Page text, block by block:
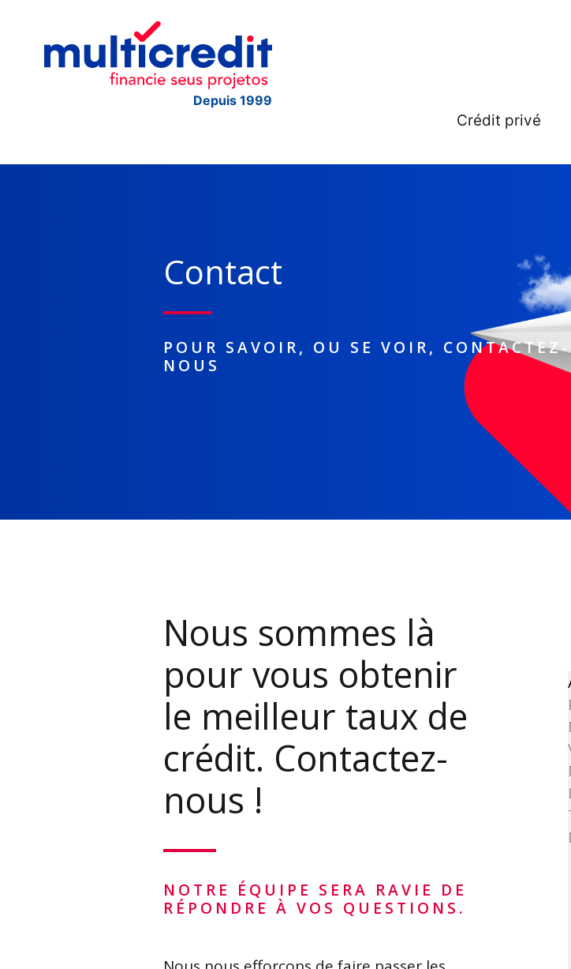
Depuis 1999
Crédit privé
Contact
POUR SAVOIR, OU SE VOIR, CONTACTEZ-
NOUS
Nous sommes là
pour vous obtenir
le meilleur taux de
crédit. Contactez-
nous !
NOTRE ÉQUIPE SERA RAVIE DE
RÉPONDRE À VOS QUESTIONS.